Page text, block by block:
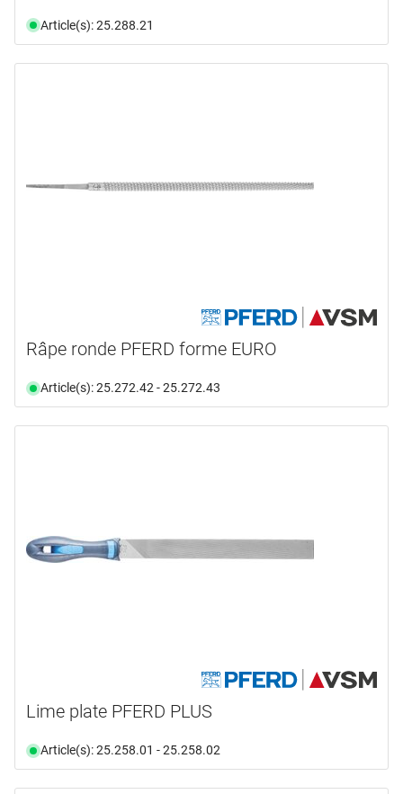
Article(s): 25.288.21
Râpe ronde PFERD forme EURO
Article(s): 25.272.42 - 25.272.43
Lime plate PFERD PLUS
Article(s): 25.258.01 - 25.258.02